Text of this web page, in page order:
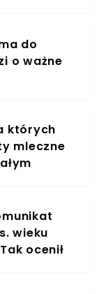
do
o ważne
których
mleczne
wieku
ocenił